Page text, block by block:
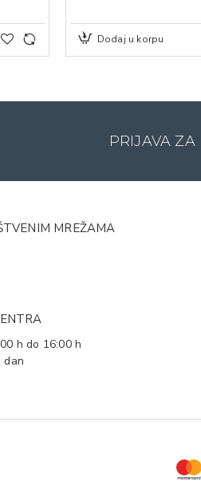
Dodaj u korpu
PRIJAVA ZA
MREŽAMA
h do 16:00 h
dan